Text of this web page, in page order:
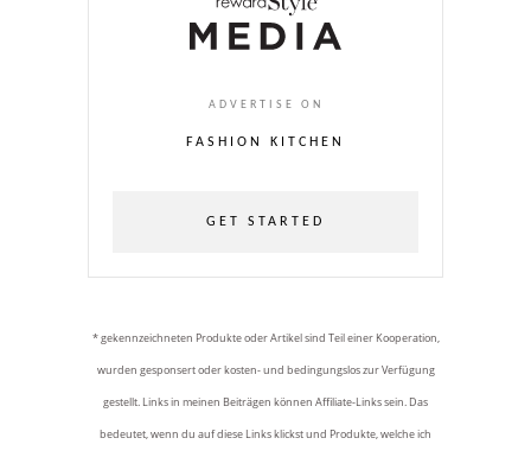
ADVERTISE ON
FASHION KITCHEN
GET STARTED
* gekennzeichneten Produkte oder Artikel sind Teil einer Kooperation,
wurden gesponsert oder kosten- und bedingungslos zur Verfügung
gestellt. Links in meinen Beiträgen können Affiliate-Links sein. Das
bedeutet, wenn du auf diese Links klickst und Produkte, welche ich